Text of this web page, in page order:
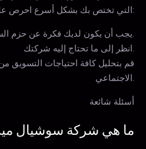
التي تختص بك بشكل أسرع احرص على فعل ما يلي:
يجب أن يكون لديك فكرة عن حزم السوشيال ميديا المختلفة.
انظر إلى ما تحتاج إليه شركتك.
قم بتحليل كافة احتياجات التسويق
الاجتماعي.
أسئلة شائعة
ما هي شركة سوشيال